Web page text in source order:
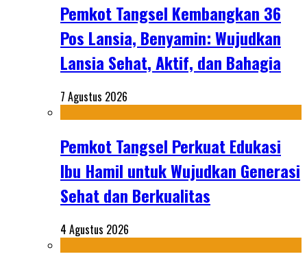
Pemkot Tangsel Kembangkan 36
Pos Lansia, Benyamin: Wujudkan
Lansia Sehat, Aktif, dan Bahagia
7 Agustus 2026
Pemkot Tangsel Perkuat Edukasi
Ibu Hamil untuk Wujudkan Generasi
Sehat dan Berkualitas
4 Agustus 2026